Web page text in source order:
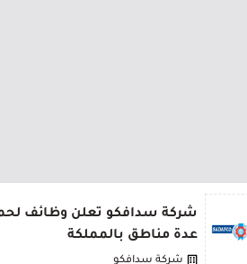
شركة سدافكو تعلن وظائف
عدة مناطق بالمملكة
شركة سدافكو